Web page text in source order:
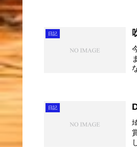
日記
日記